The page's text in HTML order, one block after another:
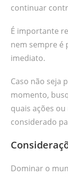
continuar
É importante
nem sempre é
imediato.
Caso não seja
momento,
quais ações
considerado
Dominar o